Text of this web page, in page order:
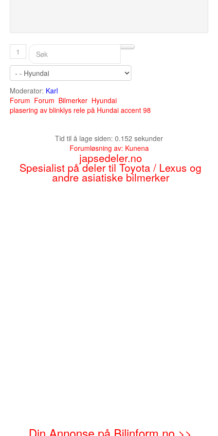
1
Moderator: Karl
Forum Forum Bilmerker Hyundai
plasering av blinklys rele på Hundai accent 98
Tid til å lage siden: 0.152 sekunder
Forumløsning av: Kunena
japsedeler.no
Spesialist på deler til Toyota / Lexus og
andre asiatiske bilmerker